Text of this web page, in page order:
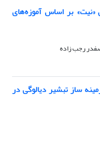
«نیت» بر اساس آموزه‌های
رجب زاده
ساز تبشیر دیالوگی در